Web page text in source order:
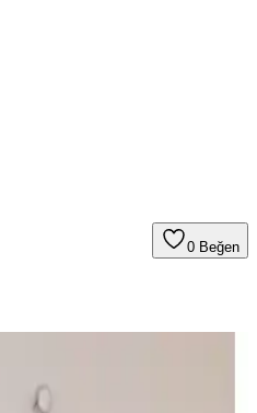
0 Beğen